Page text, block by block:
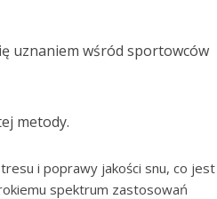
uznaniem wśród sportowców
metody.
i poprawy jakości snu, co jest
spektrum zastosowań